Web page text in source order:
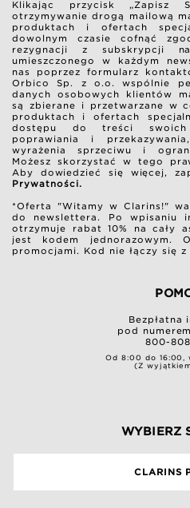
Klikając przycisk „Zapisz
otrzymywanie drogą mailową
produktach i ofertach
dowolnym czasie cofnąć
rezygnacji z subskrypcji
umieszczonego w każdym
nas poprzez formularz
Orbico Sp. z o.o. wspólnie
danych osobowych klientów
są zbierane i przetwarzane w
produktach i ofertach
dostępu do treści
poprawiania i
wyrażenia sprzeciwu i
Możesz skorzystać w tego
Aby dowiedzieć się więcej,
Prywatności.
*Oferta "Witamy w Clarins!"
do newslettera. Po wpisaniu
otrzymuje rabat 10% na cały
jest kodem jednorazowym.
promocjami. Kod nie łączy się
Bezpłatna
pod
800-
Od 8:00 do 16:00,
(Z
WYBIERZ
CLARINS